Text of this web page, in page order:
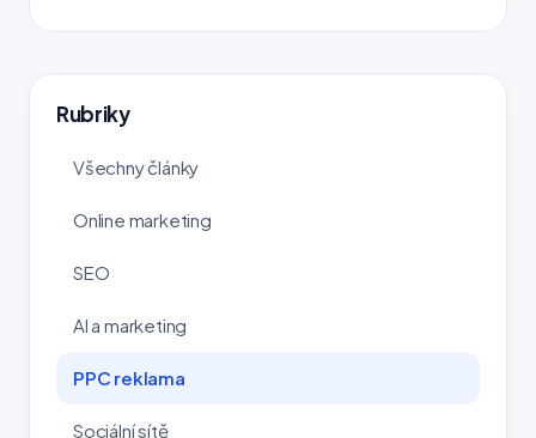
Rubriky
Všechny články
Online marketing
SEO
AI a marketing
PPC reklama
Sociální sítě